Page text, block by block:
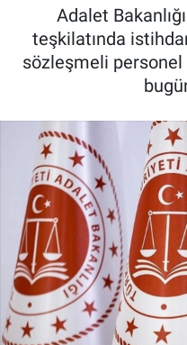
Adalet
teşkilatında
sözleşmeli personel